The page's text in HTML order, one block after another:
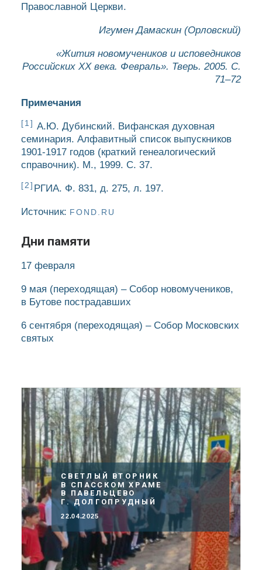
Православной Церкви.
Игумен Дамаскин (Орловский)
«Жития новомучеников и исповедников
Российских ХХ века. Февраль». Тверь. 2005. С.
71–72
Примечания
[1] А.Ю. Дубинский. Вифанская духовная
семинария. Алфавитный список выпускников
1901-1917 годов (краткий генеалогический
справочник). М., 1999. С. 37.
[2] РГИА. Ф. 831, д. 275, л. 197.
Источник: FOND.RU
Дни памяти
17 февраля
9 мая (переходящая) – Собор новомучеников,
в Бутове пострадавших
6 сентября (переходящая) – Собор Московских
святых
СВЕТЛЫЙ ВТОРНИК
В СПАССКОМ ХРАМЕ
В ПАВЕЛЬЦЕВО
Г. ДОЛГОПРУДНЫЙ
22.04.2025